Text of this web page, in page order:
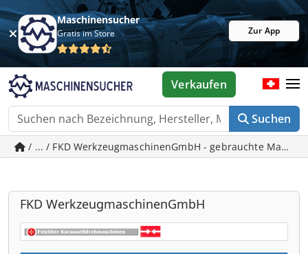
Maschinensucher
Gratis im Store Zur App
Suchen
Verkaufen
/ ... / FKD WerkzeugmaschinenGmbH - gebrauchte
FKD WerkzeugmaschinenGmbH